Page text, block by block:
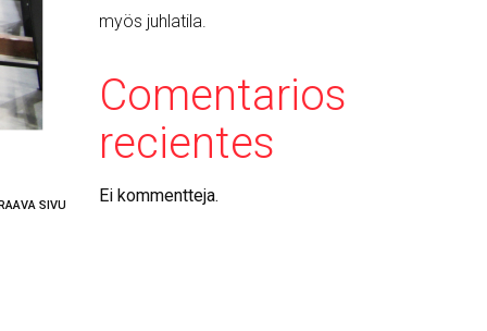
SIVU
myös juhlatila.
Comentarios
recientes
Ei kommentteja.